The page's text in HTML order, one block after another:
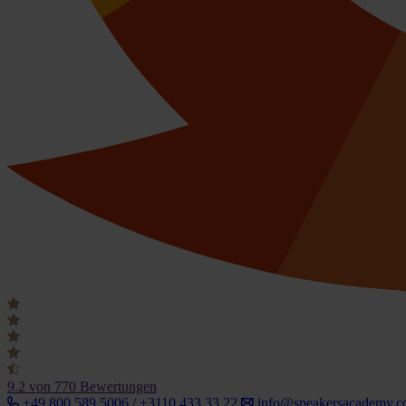
9.2 von 770 Bewertungen
+49 800 589 5006 / +3110 433 33 22